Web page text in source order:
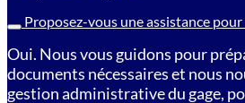
Proposez-vous une assistance pour
Oui. Nous vous guidons pour
documents nécessaires et nous
gestion administrative du gage,